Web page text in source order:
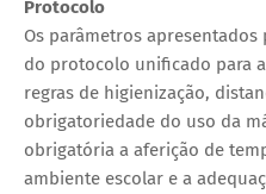
Protocolo
Os parâmetros
do protocolo unificado para
regras de higienização,
obrigatoriedade do uso da
obrigatória a aferição de
ambiente escolar e a